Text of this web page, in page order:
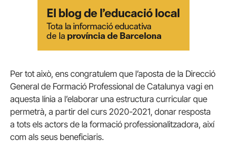
Per tot això, ens congratulem que l’aposta de la Direcció
General de Formació Professional de Catalunya vagi en
aquesta línia a l’elaborar una estructura curricular que
permetrà, a partir del curs 2020-2021, donar resposta
a tots els actors de la formació professionalitzadora, així
com als seus beneficiaris.